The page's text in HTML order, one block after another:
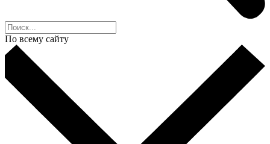
По всему сайту